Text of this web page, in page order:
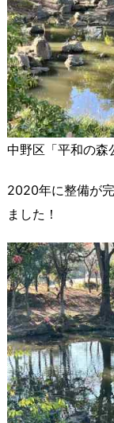
中野区「平和の森
2020年に整備が
ました！